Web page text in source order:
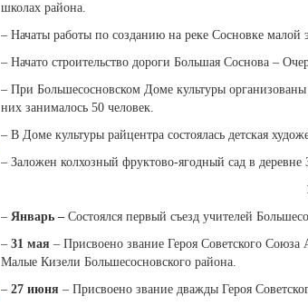
школах района.
– Начаты работы по созданию на реке Сосновке малой
– Начато строительство дороги Большая Соснова –
– При Большесосновском Доме культуры
них занималось 50 человек.
– В Доме культуры райцентра состоялась детская
– Заложен колхозный фруктово-ягодный сад в
– Январь – Состоялся первый съезд учителей
– 31 мая – Присвоено звание Героя Советского
Малые Кизели Большесосновского района.
– 27 июня – Присвоено звание дважды Героя